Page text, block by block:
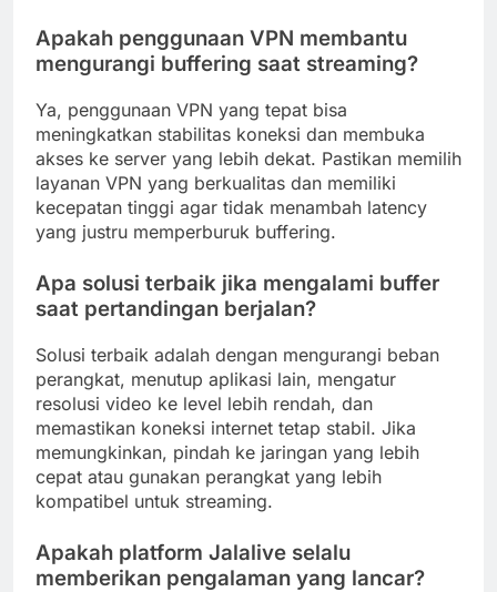
Apakah penggunaan VPN membantu
mengurangi buffering saat streaming?
Ya, penggunaan VPN yang tepat bisa
meningkatkan stabilitas koneksi dan membuka
akses ke server yang lebih dekat. Pastikan memilih
layanan VPN yang berkualitas dan memiliki
kecepatan tinggi agar tidak menambah latency
yang justru memperburuk buffering.
Apa solusi terbaik jika mengalami buffer
saat pertandingan berjalan?
Solusi terbaik adalah dengan mengurangi beban
perangkat, menutup aplikasi lain, mengatur
resolusi video ke level lebih rendah, dan
memastikan koneksi internet tetap stabil. Jika
memungkinkan, pindah ke jaringan yang lebih
cepat atau gunakan perangkat yang lebih
kompatibel untuk streaming.
Apakah platform Jalalive selalu
memberikan pengalaman yang lancar?